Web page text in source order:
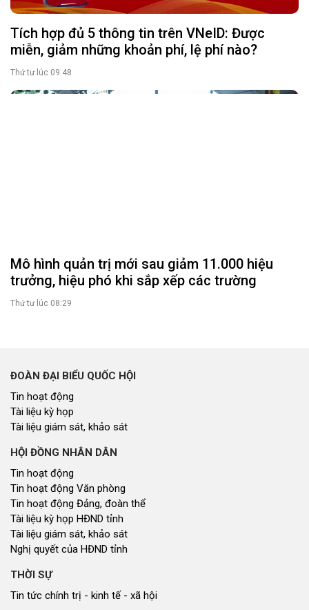
Mô hình quản trị mới sau giảm 11.000 hiệu
trưởng, hiệu phó khi sắp xếp các trường
ĐOÀN ĐẠI BIỂU QUỐC HỘI
Tin hoạt động
Tài liệu kỳ họp
HỘI ĐỒNG NHÂN DÂN